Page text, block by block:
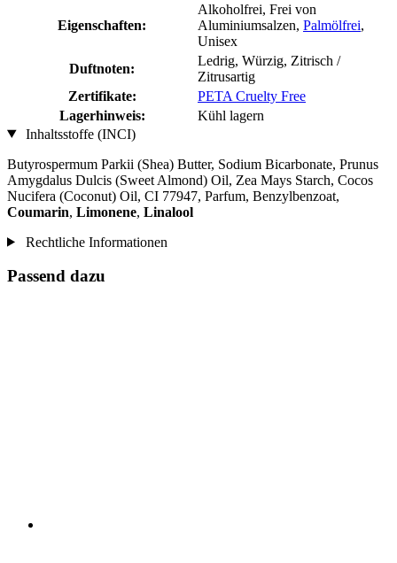
Eigenschaften:
Alkoholfrei, Frei von
Aluminiumsalzen, Palmölfrei,
Unisex
Duftnoten:
Ledrig, Würzig, Zitrisch /
Zitrusartig
Zertifikate:
PETA Cruelty Free
Lagerhinweis:
Kühl lagern
Inhaltsstoffe (INCI)
Butyrospermum Parkii (Shea) Butter, Sodium Bicarbonate, Prunus
Amygdalus Dulcis (Sweet Almond) Oil, Zea Mays Starch, Cocos
Nucifera (Coconut) Oil, CI 77947, Parfum, Benzylbenzoat,
Coumarin, Limonene, Linalool
Rechtliche Informationen
Passend dazu